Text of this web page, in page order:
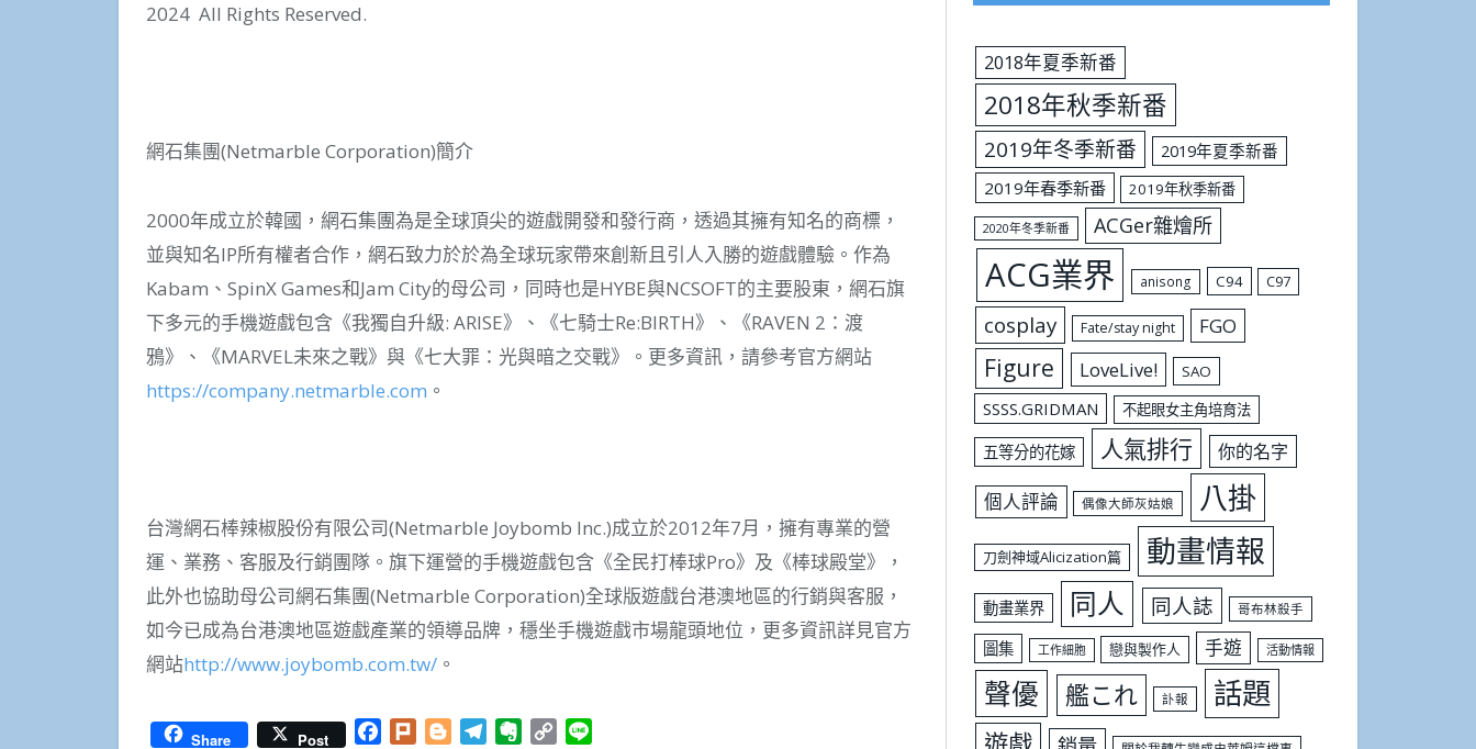
2024 All Rights Reserved.
網石集團(Netmarble Corporation)簡介
2000年成立於韓國，網石集團為是全球頂尖的遊戲開發和發行商，透過其擁有知名的商標，
並與知名IP所有權者合作，網石致力於於為全球玩家帶來創新且引人入勝的遊戲體驗。作為
Kabam、SpinX Games和Jam City的母公司，同時也是HYBE與NCSOFT的主要股東，網石旗
下多元的手機遊戲包含《我獨自升級: ARISE》、《七騎士Re:BIRTH》、《RAVEN 2：渡
鴉》、《MARVEL未來之戰》與《七大罪：光與暗之交戰》。更多資訊，請參考官方網站
https://company.netmarble.com 。
台灣網石棒辣椒股份有限公司(Netmarble Joybomb Inc.)成立於2012年7月，擁有專業的營
運、業務、客服及行銷團隊。旗下運營的手機遊戲包含《全民打棒球Pro》及《棒球殿堂》，
此外也協助母公司網石集團(Netmarble Corporation)全球版遊戲台港澳地區的行銷與客服，
如今已成為台港澳地區遊戲產業的領導品牌，穩坐手機遊戲市場龍頭地位，更多資訊詳見官方
網站http://www.joybomb.com.tw/ 。
Share Post Facebook
Plurk BloggerTelegramEvernote
Copy
2018年夏季新番
2018年秋季新番
2019年冬季新番
2019年夏季新番
2019年春季新番
2019年秋季新番
2020年冬季新番 ACGer雜燴所
ACG業界 anisong C94 C97
cosplay Fate/stay night FGO
Figure LoveLive! SAO
SSSS.GRIDMAN 不起眼女主角培育法
五等分的花嫁 人氣排行 你的名字
個人評論 偶像大師灰姑娘 八掛
刀劍神域Alicization篇 動畫情報
動畫業界 同人 同人誌 哥布林殺手
圖集 工作細胞 戀與製作人 手遊 活動情報
聲優 艦これ 訃報 話題